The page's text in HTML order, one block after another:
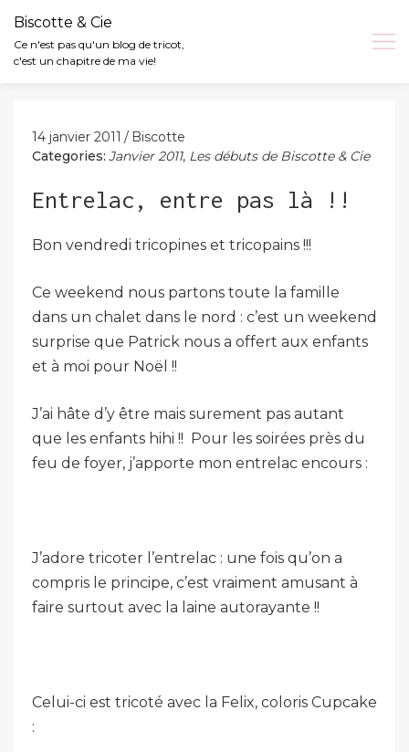
Skip
Biscotte & Cie
Ce n'est pas qu'un blog de tricot,
c'est un chapitre de ma vie!
14 janvier 2011
Biscotte
Categories: Janvier 2011, Les débuts de Biscotte & Cie
Entrelac, entre pas là !!
Bon vendredi tricopines et tricopains !!!
Ce weekend nous partons toute la famille
dans un chalet dans le nord : c’est un weekend
surprise que Patrick nous a offert aux enfants
et à moi pour Noël !!
J’ai hâte d’y être mais surement pas autant
que les enfants hihi !! Pour les soirées près du
feu de foyer, j’apporte mon entrelac encours :
J’adore tricoter l’entrelac : une fois qu’on a
compris le principe, c’est vraiment amusant à
faire surtout avec la laine autorayante !!
Celui-ci est tricoté avec la Felix, coloris Cupcake
: